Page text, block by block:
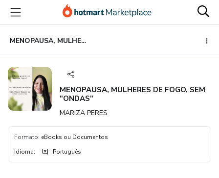
para
conteúdo
principal
para
pagamento
para
rodapé
MENOPAUSA, MULHERES DE FOGO, SEM "ONDAS"
MENOPAUSA, MULHERES DE FOGO, SEM
"ONDAS"
MARIZA PERES
Formato: eBooks ou Documentos
Idioma: Português